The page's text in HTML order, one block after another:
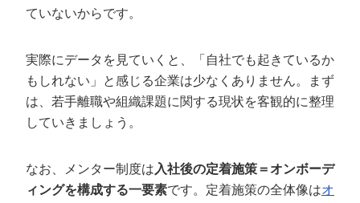
ていないからです。
実際にデータを見ていくと、「自社でも起きているか
もしれない」と感じる企業は少なくありません。まず
は、若手離職や組織課題に関する現状を客観的に整理
していきましょう。
なお、メンター制度は 入社後の定着施策＝オンボーデ
ィングを構成する一要素です。定着施策の全体像はオ